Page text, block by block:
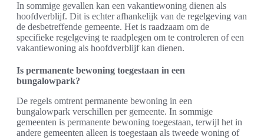
In sommige gevallen kan een vakantiewoning dienen als
hoofdverblijf. Dit is echter afhankelijk van de regelgeving van
de desbetreffende gemeente. Het is raadzaam om de
specifieke regelgeving te raadplegen om te controleren of een
vakantiewoning als hoofdverblijf kan dienen.
Is permanente bewoning toegestaan in een
bungalowpark?
De regels omtrent permanente bewoning in een
bungalowpark verschillen per gemeente. In sommige
gemeenten is permanente bewoning toegestaan, terwijl het in
andere gemeenten alleen is toegestaan als tweede woning of